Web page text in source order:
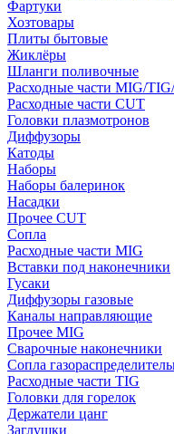
Фартуки
Хозтовары
Плиты бытовые
Жиклёры
Шланги поливочные
Расходные части MIG/
Расходные части CUT
Головки плазмотронов
Диффузоры
Катоды
Наборы
Наборы балеринок
Насадки
Прочее CUT
Сопла
Расходные части MIG
Вставки под наконечники
Гусаки
Диффузоры газовые
Каналы направляющие
Прочее MIG
Сварочные наконечники
Сопла
Расходные части TIG
Головки для горелок
Держатели цанг
Заглушки